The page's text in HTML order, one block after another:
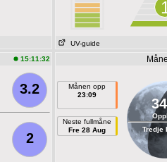
UV-guide
15:11:32
3.2
2
Månen opp
23:09
Neste fullmåne
Fre 28 Aug
Tredje